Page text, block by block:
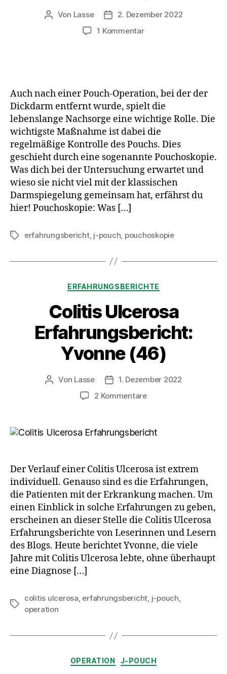
Beitragsautor
Von Lasse Beitragsdatum
2. Dezember 2022
1 Kommentarzu
Auch nach einer Pouch-Operation, bei der der
Dickdarm entfernt wurde, spielt die
lebenslange Nachsorge eine wichtige Rolle. Die
wichtigste Maßnahme ist dabei die
regelmäßige Kontrolle des Pouchs. Dies
geschieht durch eine sogenannte Pouchoskopie.
Was dich bei der Untersuchung erwartet und
wieso sie nicht viel mit der klassischen
Darmspiegelung gemeinsam hat, erfährst du
hier! Pouchoskopie: Was […]
Schlagwörter
erfahrungsbericht, j-pouch pouchoskopie
Kategorien
ERFAHRUNGSBERICHTE
Colitis Ulcerosa
Erfahrungsbericht:
Yvonne (46)
Beitragsautor
Von Lasse Beitragsdatum
1. Dezember 2022
2 Kommentarezu
Erfahrungsbericht:
Der Verlauf einer Colitis Ulcerosa ist extrem
individuell. Genauso sind es die Erfahrungen,
die Patienten mit der Erkrankung machen. Um
einen Einblick in solche Erfahrungen zu geben,
erscheinen an dieser Stelle die Colitis Ulcerosa
Erfahrungsberichte von Leserinnen und Lesern
des Blogs. Heute berichtet Yvonne, die viele
Jahre mit Colitis Ulcerosa lebte, ohne überhaupt
eine Diagnose […]
Schlagwörter
colitis ulcerosa, erfahrungsbericht, j-pouch,
operation
Kategorien
OPERATION J-POUCH